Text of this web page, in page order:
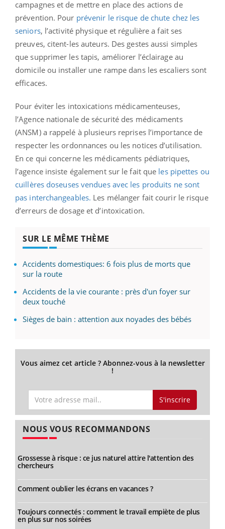
campagnes et de mettre en place des actions de
prévention. Pour prévenir le risque de chute chez les
seniors, l’activité physique et régulière a fait ses
preuves, citent-les auteurs. Des gestes aussi simples
que supprimer les tapis, améliorer l’éclairage au
domicile ou installer une rampe dans les escaliers sont
efficaces.
Pour éviter les intoxications médicamenteuses,
l’Agence nationale de sécurité des médicaments
(ANSM) a rappelé à plusieurs reprises l’importance de
respecter les ordonnances ou les notices d’utilisation.
En ce qui concerne les médicaments pédiatriques,
l’agence insiste également sur le fait que les pipettes ou
cuillères doseuses vendues avec les produits ne sont
pas interchangeables. Les mélanger fait courir le risque
d’erreurs de dosage et d’intoxication.
SUR LE MÊME THÈME
Accidents domestiques: 6 fois plus de morts que
sur la route
Accidents de la vie courante : près d'un foyer sur
deux touché
Sièges de bain : attention aux noyades des bébés
Vous aimez cet article ? Abonnez-vous à la newsletter
!
S'inscrire
NOUS VOUS RECOMMANDONS
Grossesse à risque : ce jus naturel attire l'attention des
chercheurs
Comment oublier les écrans en vacances ?
Toujours connectés : comment le travail empiète de plus
en plus sur nos soirées